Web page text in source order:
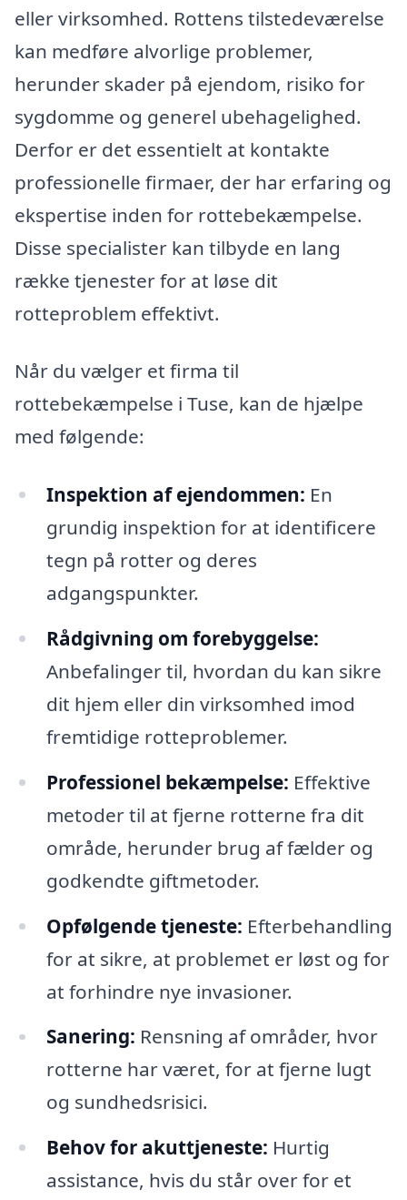
eller virksomhed. Rottens tilstedeværelse
kan medføre alvorlige problemer,
herunder skader på ejendom, risiko for
sygdomme og generel ubehagelighed.
Derfor er det essentielt at kontakte
professionelle firmaer, der har erfaring og
ekspertise inden for rottebekæmpelse.
Disse specialister kan tilbyde en lang
række tjenester for at løse dit
rotteproblem effektivt.
Når du vælger et firma til
rottebekæmpelse i Tuse, kan de hjælpe
med følgende:
Inspektion af ejendommen: En
grundig inspektion for at identificere
tegn på rotter og deres
adgangspunkter.
Rådgivning om forebyggelse:
Anbefalinger til, hvordan du kan sikre
dit hjem eller din virksomhed imod
fremtidige rotteproblemer.
Professionel bekæmpelse: Effektive
metoder til at fjerne rotterne fra dit
område, herunder brug af fælder og
godkendte giftmetoder.
Opfølgende tjeneste: Efterbehandling
for at sikre, at problemet er løst og for
at forhindre nye invasioner.
Sanering: Rensning af områder, hvor
rotterne har været, for at fjerne lugt
og sundhedsrisici.
Behov for akuttjeneste: Hurtig
assistance, hvis du står over for et